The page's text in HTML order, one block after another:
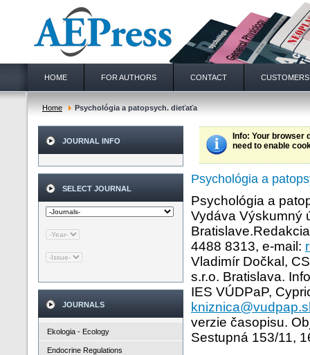
HOME FOR AUTHORS CONTACT CUSTOMERS
Home Psychológia a patopsych. dieťaťa
JOURNAL INFO
SELECT JOURNAL
JOURNALS
Ekologia - Ecology
Endocrine Regulations
Info: Your browser
need to enable
Psychológia a
Psychológia a
Vydáva Výskumný
4488 8313, e-mail:
Vladimír Dočkal,
s.r.o. Bratislava.
IES VÚDPaP,
verzie časopisu.
Sestupná 153/11,